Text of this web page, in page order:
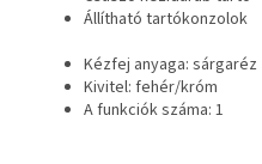
Állítható tartókonzolok
Kézfej anyaga: sárgaréz
Kivitel: fehér/króm
A funkciók száma: 1